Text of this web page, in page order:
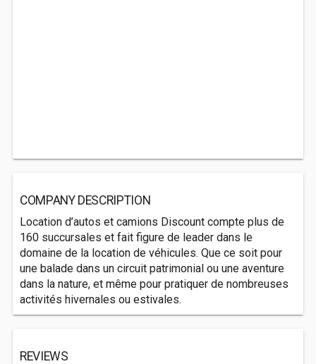
COMPANY DESCRIPTION
Location d’autos et camions Discount compte plus de
160 succursales et fait figure de leader dans le
domaine de la location de véhicules. Que ce soit pour
une balade dans un circuit patrimonial ou une aventure
dans la nature, et même pour pratiquer de nombreuses
activités hivernales ou estivales.
REVIEWS